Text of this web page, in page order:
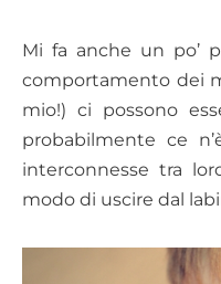
Mi fa anche un po’
comportamento dei
mio!) ci possono
probabilmente ce
interconnesse tra
modo di uscire dal